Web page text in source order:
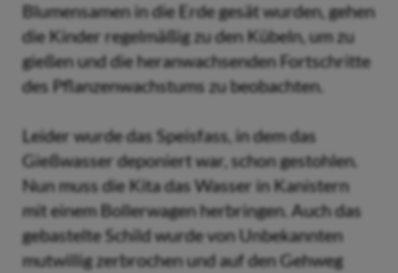
Blumensamen in die Erde gesät wurden, gehen
die Kinder regelmäßig zu den Kübeln, um zu
gießen und die heranwachsenden Fortschritte
des Pflanzenwachstums zu beobachten.
Leider wurde das Speisfass, in dem das
Gießwasser deponiert war, schon gestohlen.
Nun muss die Kita das Wasser in Kanistern
mit einem Bollerwagen herbringen. Auch das
gebastelte Schild wurde von Unbekannten
mutwillig zerbrochen und auf den Gehweg